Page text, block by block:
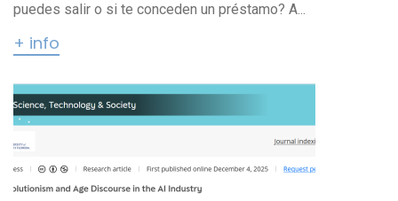
puedes salir o si te conceden un préstamo? A...
+ info